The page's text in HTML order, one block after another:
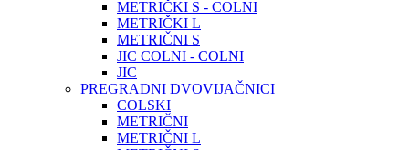
METRIČKI S - COLNI
METRIČKI L
METRIČNI S
JIC COLNI - COLNI
JIC
PREGRADNI DVOVIJAČNICI
COLSKI
METRIČNI
METRIČNI L